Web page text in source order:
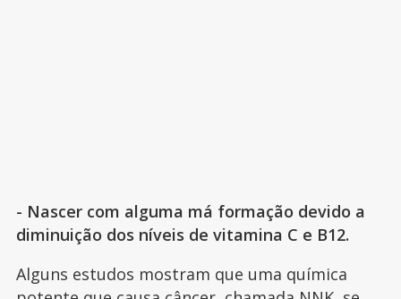
- Nascer com alguma má formação devido a
diminuição dos níveis de vitamina C e B12.
Alguns estudos mostram que uma química